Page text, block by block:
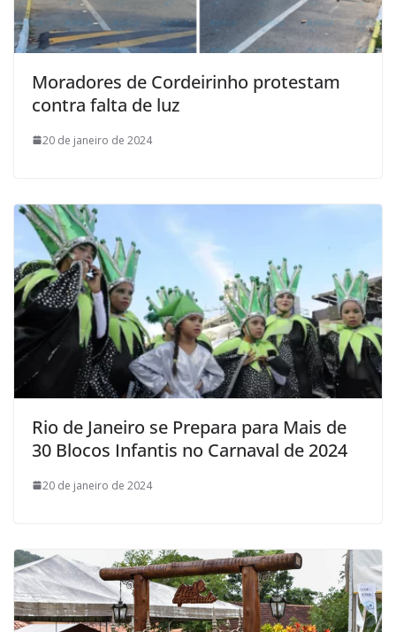
Moradores de Cordeirinho protestam
contra falta de luz
20 de janeiro de 2024
Rio de Janeiro se Prepara para Mais de
30 Blocos Infantis no Carnaval de 2024
20 de janeiro de 2024